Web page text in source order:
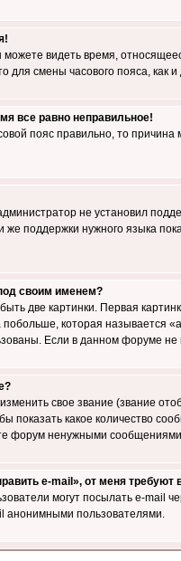
видеть время,
для смены часового пояса,
все равно неправильное!
пояс правильно, то
не установил
же поддержки нужного языка
своим именем?
две картинки. Первая
которая называется
Если в данном форуме
свое звание (звание
показать какое количество
форум ненужными
e-mail», от меня требуют
могут посылать e-
анонимными пользователями.